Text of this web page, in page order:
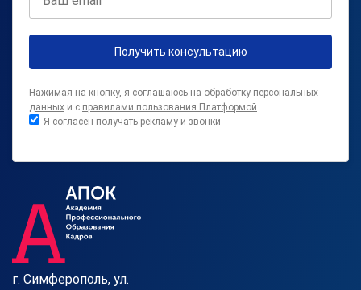
Получить консультацию
Нажимая на кнопку, я соглашаюсь на обработку персональных
данных и с правилами пользования Платформой
Я согласен получать рекламу и звонки
г. Симферополь, ул.